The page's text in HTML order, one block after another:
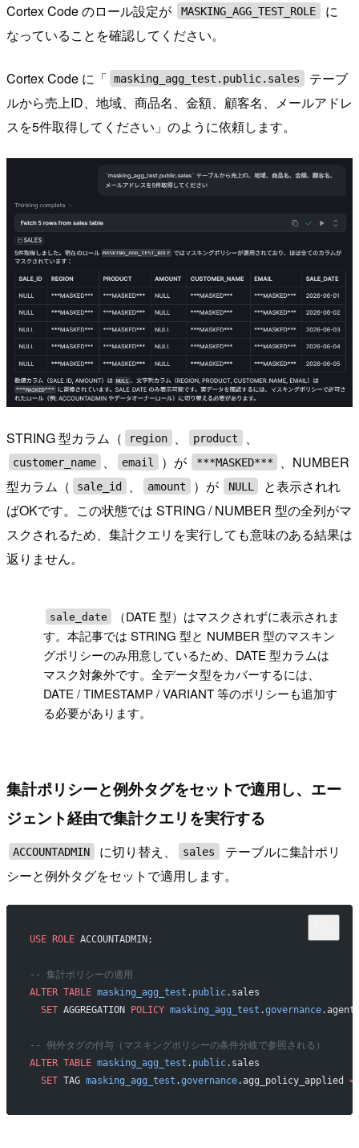
Cortex Code のロール設定が MASKING_AGG_TEST_ROLE
に
なっていることを確認してください。
Cortex Code に「 masking_agg_test.public.sales
テーブ
ルから売上ID、地域、商品名、金額、顧客名、メールアドレ
スを5件取得してください」のように依頼します。
STRING 型カラム（ region 、 product 、
customer_name 、 email ）が ***MASKED***
、NUMBER
型カラム（
sale_id 、 amount ）が NULL
と表示されれ
ばOKです。この状態では STRING / NUMBER 型の全列がマ
スクされるため、集計クエリを実行しても意味のある結果は
返りません。
sale_date
（DATE 型）はマスクされずに表示されま
す。本記事では STRING 型と NUMBER 型のマスキン
グポリシーのみ用意しているため、DATE 型カラムは
マスク対象外です。全データ型をカバーするには、
DATE / TIMESTAMP / VARIANT 等のポリシーも追加す
る必要があります。
集計ポリシーと例外タグをセットで適用し、エー
ジェント経由で集計クエリを実行する
ACCOUNTADMIN に切り替え、 sales
テーブルに集計ポリ
シーと例外タグをセットで適用します。
USE ROLE ACCOUNTADMIN;
-- 集計ポリシーの適用
ALTER TABLE masking_agg_test . public.sales
  SET
AGGREGATION POLICY masking_agg_test .governance
-- 例外タグの付与（マスキングポリシーの条件分岐で参照される）
ALTER TABLE masking_agg_test . public.sales
  SET
TAG masking_agg_test .governance.agg_policy_applied =